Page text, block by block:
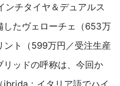
チタイヤ＆デュアルス
したヴェローチェ（653万
ント（599万円／受注生産
ッドの呼称は、今回か